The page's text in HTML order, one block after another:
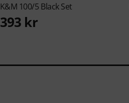
K&M 100/5 Black Set
393 kr